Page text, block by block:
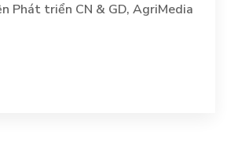
Phát triển CN & GD, AgriMedia